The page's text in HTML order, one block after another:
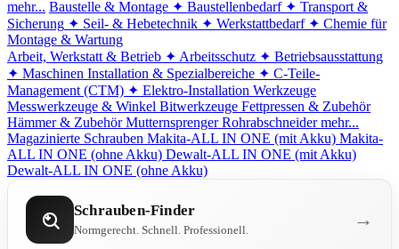
mehr... Baustelle & Montage ✦ Baustellenbedarf ✦ Transport &
Sicherung ✦ Seil- & Hebetechnik ✦ Werkstattbedarf ✦ Chemie für
Montage & Wartung
Arbeit, Werkstatt & Betrieb ✦ Arbeitsschutz ✦ Betriebsausstattung
✦ Maschinen Installation & Spezialbereiche ✦ C-Teile-
Management (CTM) ✦ Elektro-Installation Werkzeuge
Messwerkzeuge & Winkel Bitwerkzeuge Fettpressen & Zubehör
Hämmer & Zubehör Mutternsprenger Rohrabschneider mehr...
Magazinierte Schrauben Makita-ALL IN ONE (mit Akku) Makita-
ALL IN ONE (ohne Akku) Dewalt-ALL IN ONE (mit Akku)
Dewalt-ALL IN ONE (ohne Akku)
Schrauben-Finder
Normgerecht. Schnell. Professionell. →